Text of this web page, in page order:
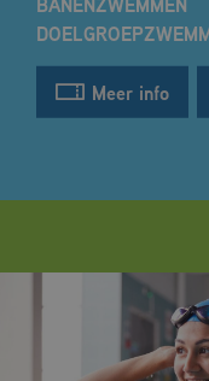
Meer info